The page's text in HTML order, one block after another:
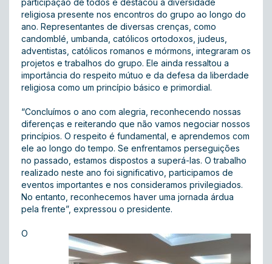
participação de todos e destacou a diversidade
religiosa presente nos encontros do grupo ao longo do
ano. Representantes de diversas crenças, como
candomblé, umbanda, católicos ortodoxos, judeus,
adventistas, católicos romanos e mórmons, integraram os
projetos e trabalhos do grupo. Ele ainda ressaltou a
importância do respeito mútuo e da defesa da liberdade
religiosa como um princípio básico e primordial.
“Concluímos o ano com alegria, reconhecendo nossas
diferenças e reiterando que não vamos negociar nossos
princípios. O respeito é fundamental, e aprendemos com
ele ao longo do tempo. Se enfrentamos perseguições
no passado, estamos dispostos a superá-las. O trabalho
realizado neste ano foi significativo, participamos de
eventos importantes e nos consideramos privilegiados.
No entanto, reconhecemos haver uma jornada árdua
pela frente”, expressou o presidente.
O